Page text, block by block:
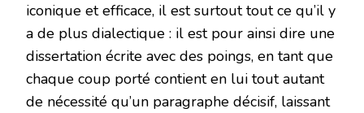
iconique et efficace, il est surtout tout ce qu’il y
a de plus dialectique : il est pour ainsi dire une
dissertation écrite avec des poings, en tant que
chaque coup porté contient en lui tout autant
de nécessité qu’un paragraphe décisif, laissant